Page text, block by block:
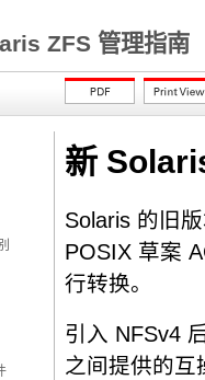
ZFS 管理指南
新
Solaris 的旧
POSIX 草案
行转换。
引入 NFSv4
之间提供的互